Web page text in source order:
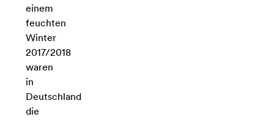
einem
feuchten
Winter
2017/2018
waren
in
Deutschland
die